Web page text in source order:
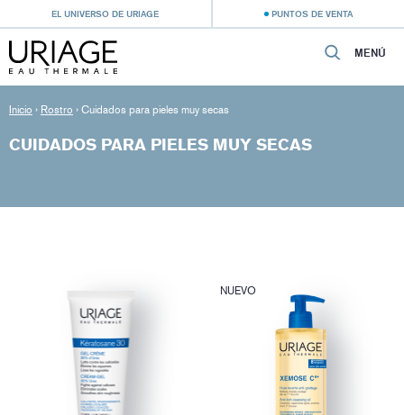
EL UNIVERSO DE URIAGE PUNTOS DE VENTA
MENÚ
Inicio › Rostro › Cuidados para pieles muy secas
CUIDADOS PARA PIELES MUY SECAS
NUEVO